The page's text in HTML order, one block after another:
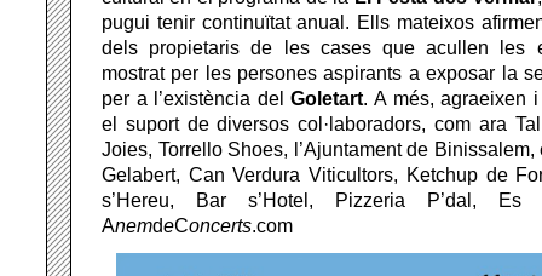
pugui tenir continuïtat anual. Ells mateixos
dels propietaris de les cases que acullen les
mostrat per les persones aspirants a exposar la
per a l’existència delGoletart. A més, agraeixen
el suport de diversos col·laboradors, com ara
Joies, Torrello Shoes, l’Ajuntament de
Gelabert, Can Verdura Viticultors, Ketchup de
s’Hereu, Bar s’Hotel, Pizzeria P’dal,
AnemdeConcerts.com